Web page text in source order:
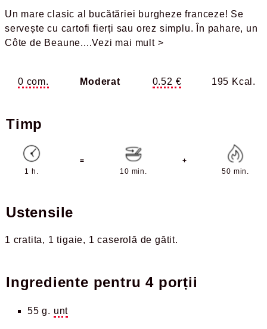
Un mare clasic al bucătăriei burgheze franceze! Se
servește cu cartofi fierți sau orez simplu. În pahare, un
Côte de Beaune....Vezi mai mult >
0 com. Moderat 0.52 € 195 Kcal.
Timp
1 h.
=
10 min.
+
50 min.
Ustensile
1 cratita 1 tigaie 1 caserolă de gătit
Ingrediente pentru4 porții
55 g. unt